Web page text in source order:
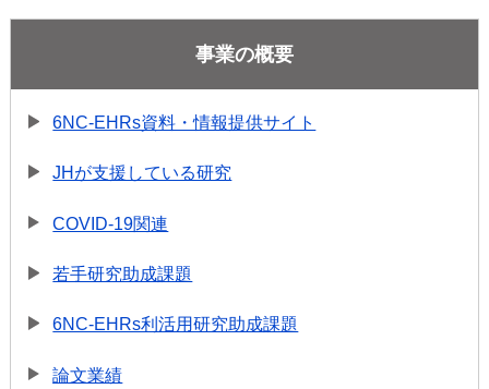
事業の概要
6NC-EHRs資料・情報提供サイト
JHが支援している研究
COVID-19関連
若手研究助成課題
6NC-EHRs利活用研究助成課題
論文業績